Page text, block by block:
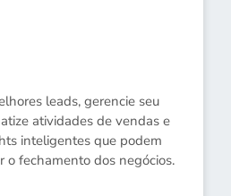
leads, gerencie seu
atividades de vendas e
inteligentes que podem
o fechamento dos negócios.